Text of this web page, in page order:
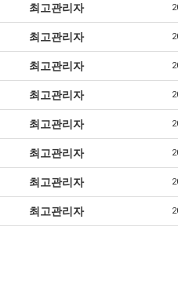
최고관리자
최고관리자
최고관리자
최고관리자
최고관리자
최고관리자
최고관리자
최고관리자